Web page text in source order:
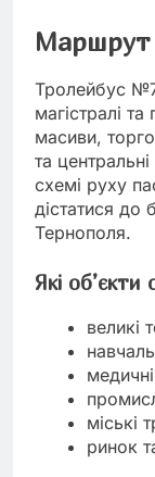
Маршрут
Тролейбус №7
магістралі
масиви,
та
схемі руху
дістатися до
Тернополя.
Які
великі
міські
ринок